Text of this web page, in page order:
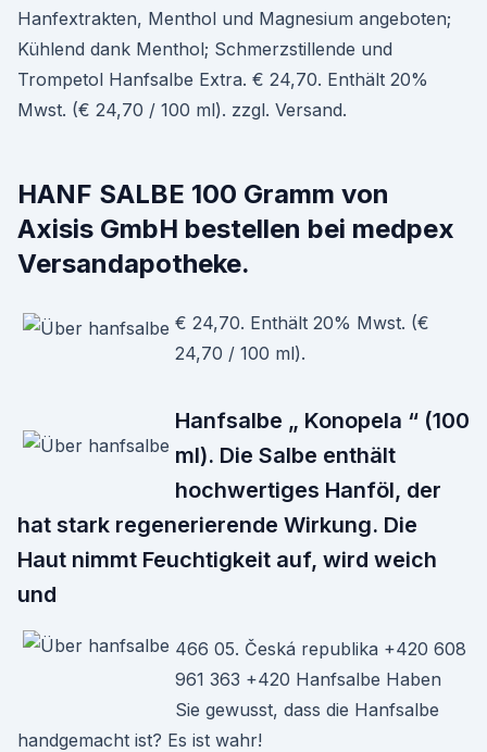
Hanfextrakten, Menthol und Magnesium angeboten;
Kühlend dank Menthol; Schmerzstillende und
Trompetol Hanfsalbe Extra. € 24,70. Enthält 20%
Mwst. (€ 24,70 / 100 ml). zzgl. Versand.
HANF SALBE 100 Gramm von
Axisis GmbH bestellen bei medpex
Versandapotheke.
€ 24,70. Enthält 20% Mwst. (€
24,70 / 100 ml).
Hanfsalbe „ Konopela “ (100
ml). Die Salbe enthält
hochwertiges Hanföl, der
hat stark regenerierende Wirkung. Die
Haut nimmt Feuchtigkeit auf, wird weich
und
466 05. Česká republika +420 608
961 363 +420 Hanfsalbe Haben
Sie gewusst, dass die Hanfsalbe
handgemacht ist? Es ist wahr!